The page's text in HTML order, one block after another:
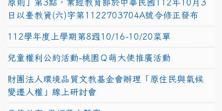
原則」第3點，業經教育部於中華民國112年10月3
日以臺教資(六)字第1122703704A號令修正發布
112學年度上學期第8週10/16-10/20菜單
兒童權利公約活動-桃園Ｑ萌大使推廣活動
財團法人環境品質文教基金會辦理「原住民與氣候
變遷人權」線上研討會